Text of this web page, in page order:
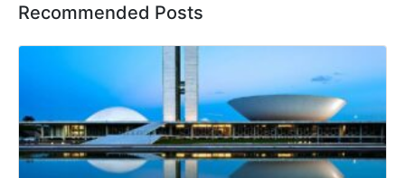
Recommended Posts